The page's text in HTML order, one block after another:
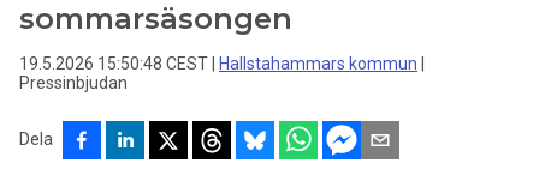
sommarsäsongen
19.5.2026 15:50:48 CEST Hallstahammars kommun
Pressinbjudan
Dela